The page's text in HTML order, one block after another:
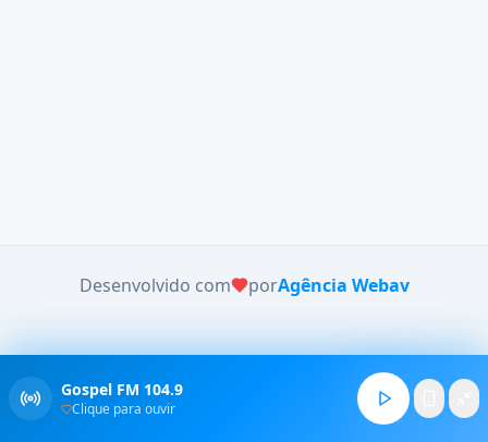
Desenvolvido com porAgência Webav
Gospel FM 104.9
Clique para ouvir